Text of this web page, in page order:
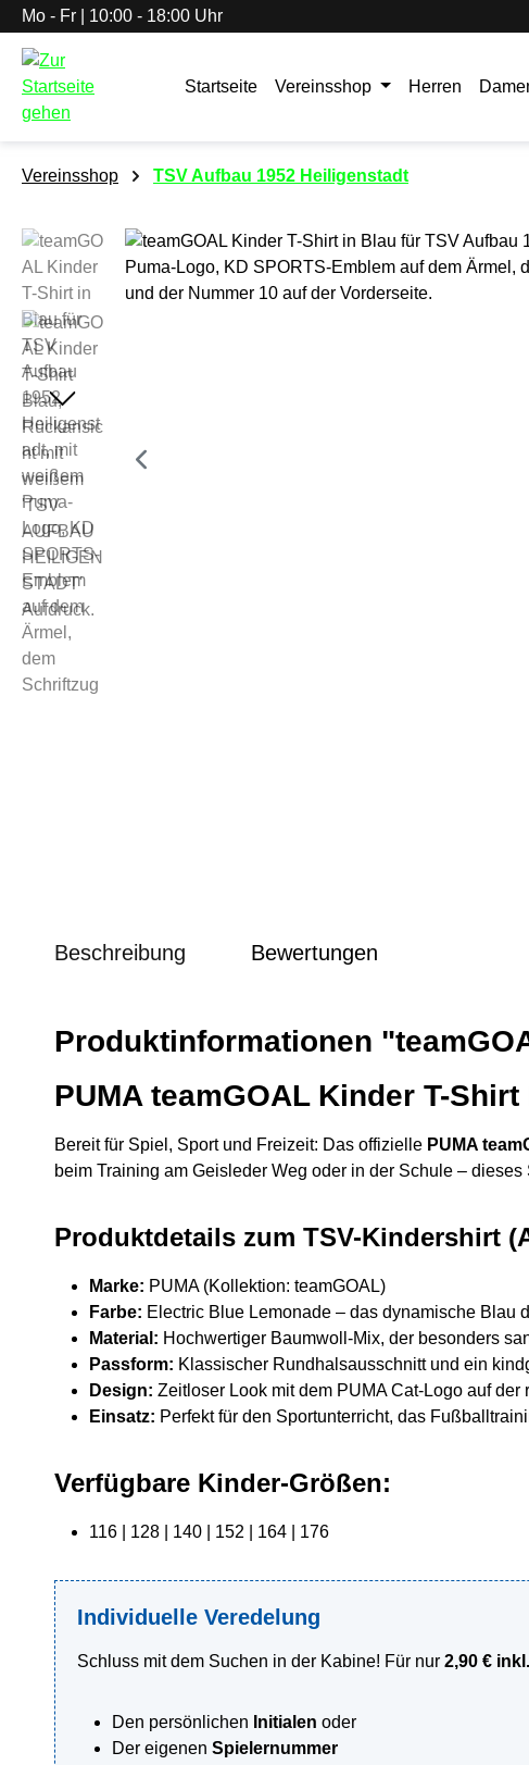
Zur Hauptnavigation springen
Mo - Fr | 10:00 - 18:00 Uhr
Startseite Vereinsshop Herren
Vereinsshop TSV Aufbau 1952 Heiligenstadt
Bildergalerie überspringen
Beschreibung Bewertungen
Produktinformationen
PUMA teamGOAL Kinder T-
Bereit für Spiel, Sport und Freizeit: Das offizielle PUMA
beim Training am Geisleder Weg oder in der Schule –
Produktdetails zum TSV-Kindershirt
Marke: PUMA (Kollektion: teamGOAL)
Farbe: Electric Blue Lemonade – das dynamische Blau
Material: Hochwertiger Baumwoll-Mix, der besonders
Passform: Klassischer Rundhalsausschnitt und ein
Design: Zeitloser Look mit dem PUMA Cat-Logo auf der
Einsatz: Perfekt für den Sportunterricht, das
Verfügbare Kinder-Größen:
116 | 128 | 140 | 152 | 164 | 176
Individuelle Veredelung
Schluss mit dem Suchen in der Kabine! Für nur 2,90 €
Den persönlichen Initialen oder
Der eigenen Spielernummer